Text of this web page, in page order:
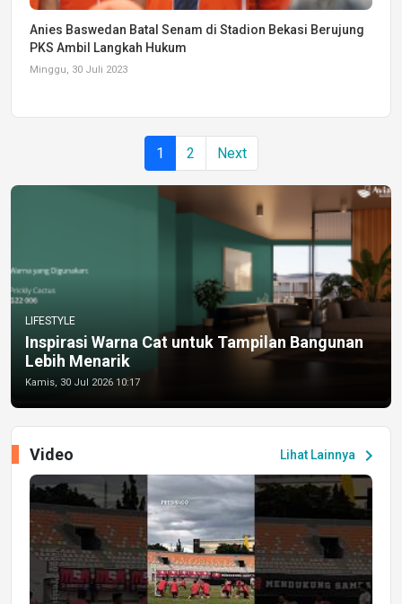
Anies Baswedan Batal Senam di Stadion Bekasi Berujung
PKS Ambil Langkah Hukum
Minggu, 30 Juli 2023
1 2 Next
LIFESTYLE
Inspirasi Warna Cat untuk Tampilan Bangunan
Lebih Menarik
Kamis, 30 Jul 2026 10:17
Lihat Lainnya chevron_right
Video